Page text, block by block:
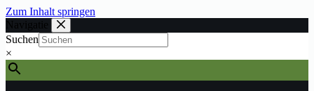
Zum Inhalt springen
Navigatie
Suchen
×